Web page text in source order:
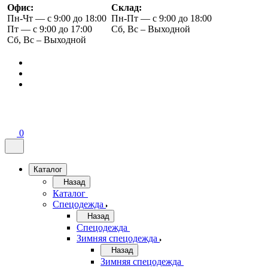
Офис:
Пн-Чт — с 9:00 до 18:00
Пт — с 9:00 до 17:00
Сб, Вс – Выходной
Склад:
Пн-Пт — с 9:00 до 18:00
Сб, Вс – Выходной
0
Каталог
Назад
Каталог
Спецодежда
Назад
Спецодежда
Зимняя спецодежда
Назад
Зимняя спецодежда